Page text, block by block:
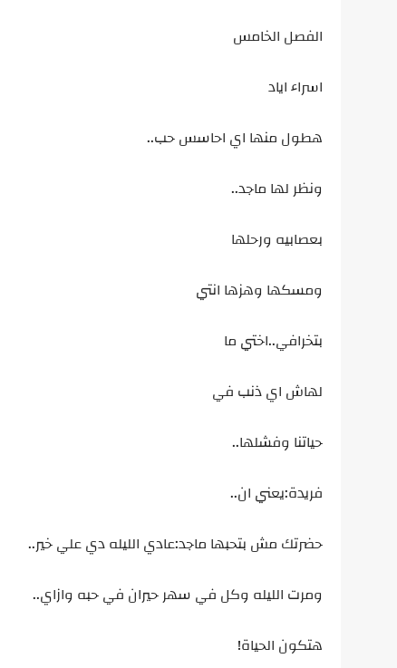
الفصل الخامس
اسراء اياد
هطول منها اي احاسس حب..
ونظر لها ماجد..
بعصابيه ورحلها
ومسكها وهزها انتي
بتخرافي..اختي ما
لهاش اي ذنب في
حياتنا وفشلها..
فريدة:يعني ان..
حضرتك مش بتحبها ماجد:عادي الليله دي علي خير..
ومرت الليله وكل في سهر حيران في حبه وازاي..
هتكون الحياة!